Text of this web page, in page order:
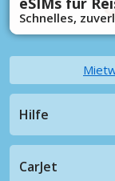
Schnelles,
Hilfe
CarJet